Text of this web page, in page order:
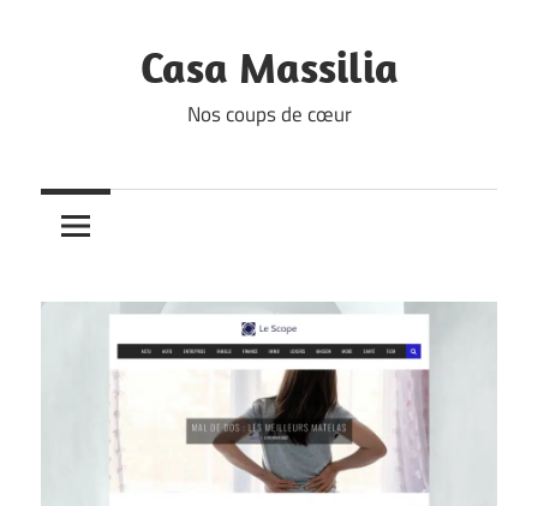
Casa Massilia
Nos coups de cœur